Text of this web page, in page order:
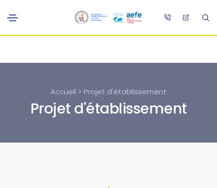
Accueil > Projet d'établissement
Projet d'établissement